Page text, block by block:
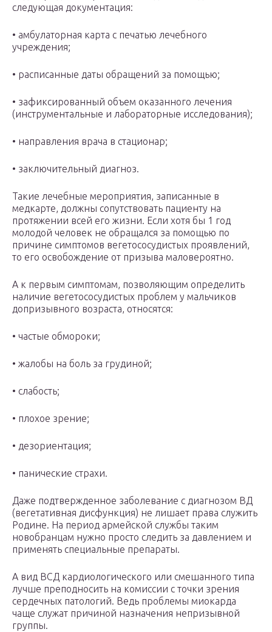
следующая документация:
• амбулаторная карта с печатью лечебного
учреждения;
• расписанные даты обращений за помощью;
• зафиксированный объем оказанного лечения
(инструментальные и лабораторные исследования);
• направления врача в стационар;
• заключительный диагноз.
Такие лечебные мероприятия, записанные в
медкарте, должны сопутствовать пациенту на
протяжении всей его жизни. Если хотя бы 1 год
молодой человек не обращался за помощью по
причине симптомов вегетососудистых проявлений,
то его освобождение от призыва маловероятно.
А к первым симптомам, позволяющим определить
наличие вегетососудистых проблем у мальчиков
допризывного возраста, относятся:
• частые обмороки;
• жалобы на боль за грудиной;
• слабость;
• плохое зрение;
• дезориентация;
• панические страхи.
Даже подтвержденное заболевание с диагнозом ВД
(вегетативная дисфункция) не лишает права служить
Родине. На период армейской службы таким
новобранцам нужно просто следить за давлением и
применять специальные препараты.
А вид ВСД кардиологического или смешанного типа
лучше преподносить на комиссии с точки зрения
сердечных патологий. Ведь проблемы миокарда
чаще служат причиной назначения непризывной
группы.